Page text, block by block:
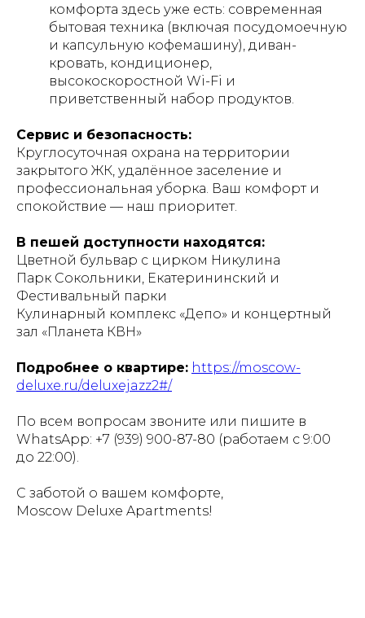
комфорта здесь уже есть: современная
бытовая техника (включая посудомоечную
и капсульную кофемашину), диван-
кровать, кондиционер,
высокоскоростной Wi-Fi и
приветственный набор продуктов.
Сервис и безопасность:
Круглосуточная охрана на территории
закрытого ЖК, удалённое заселение и
профессиональная уборка. Ваш комфорт и
спокойствие — наш приоритет.
В пешей доступности находятся:
Цветной бульвар с цирком Никулина
Парк Сокольники, Екатерининский и
Фестивальный парки
Кулинарный комплекс «Депо» и концертный
зал «Планета КВН»
Подробнее о квартире: https://moscow-
deluxe.ru/deluxejazz2#/
По всем вопросам звоните или пишите в
WhatsApp: +7 (939) 900-87-80 (работаем с 9:00
до 22:00).
С заботой о вашем комфорте,
Moscow Deluxe Apartments!